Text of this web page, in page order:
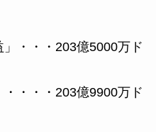
」・・・203億5000万ド
・・・・203億9900万ド